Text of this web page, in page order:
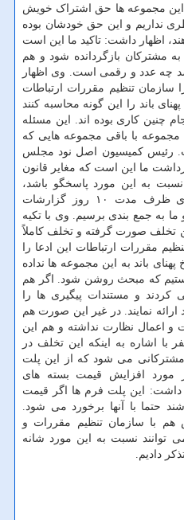
این مجموعه ها حق اشتراک خویش
نداریم و این حق خودشان بوده
اظهار داشت: تاکید ما این است
به مشترکان بازگردانده شود و هم
شود که این ۵۰ درصد چه عدد و رقمی است. وی اظهار
تنظیم مقررات ارتباطات
که پهنای باند را این گونه محاسبه کنند
انجام چنین کاری بوده اند. این مسئله
اساسا باعث تفاوت جایگاه این ۳ مجموعه با باقی مجموعه هایی که
رئیس ‏کمیسیون اصل نود مجلس
ما این است که مغایر قانون
به این مورد پاسخگو باشد،
اضافه کرد: مقرر شد رگولاتوری ظرف مدت ۱۰ روز گزارشات
ما به جمع بندی برسیم. وی با تکیه
تخلف صورت گرفته و تخلف کاملاً
مقررات ارتباطات این ادعا را
باند به این مجموعه ها نداده
که مبحث روشن شود. اگر هم
کردند و مستندات پیگیری ها را
ارائه نمایند. در غیر این صورت هم
اعمال نظارت نداشته و هم این
با اشاره به اینکه این تخلف در
مشترکانی می شود که از این پلت
مورد افزایش قیمت بسته های
داشت: این پلت فرم ها اگر قیمت
حتما با آنها برخورد می شود.
با سازمان تنظیم مقررات و
توانند نسبت به این مورد شانه
دادیم.